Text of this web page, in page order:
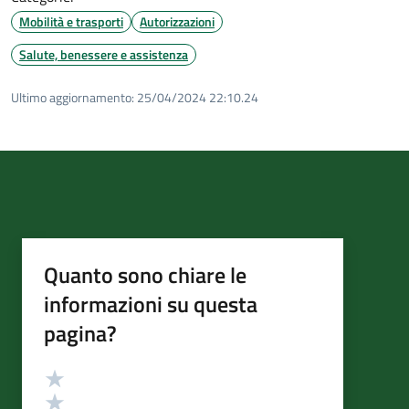
Mobilità e trasporti
Autorizzazioni
Salute, benessere e assistenza
Ultimo aggiornamento: 25/04/2024 22:10.24
Quanto sono chiare le
informazioni su questa
pagina?
Valutazione